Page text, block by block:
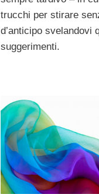
trucchi per stirare
d’anticipo svelandovi
suggerimenti.